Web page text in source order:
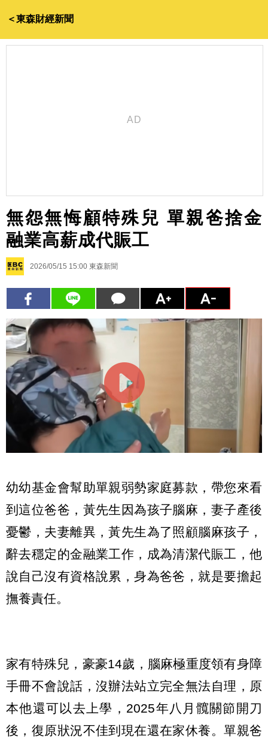
＜東森財經新聞
無怨無悔顧特殊兒 單親爸捨金
融業高薪成代賑工
2026/05/15 15:00 東森新聞
幼幼基金會幫助單親弱勢家庭募款，帶您來看
到這位爸爸，黃先生因為孩子腦麻，妻子產後
憂鬱，夫妻離異，黃先生為了照顧腦麻孩子，
辭去穩定的金融業工作，成為清潔代賑工，他
說自己沒有資格說累，身為爸爸，就是要擔起
撫養責任。
家有特殊兒，豪豪14歲，腦麻極重度領有身障
手冊不會說話，沒辦法站立完全無法自理，原
本他還可以去上學，2025年八月髖關節開刀
後，復原狀況不佳到現在還在家休養。單親爸